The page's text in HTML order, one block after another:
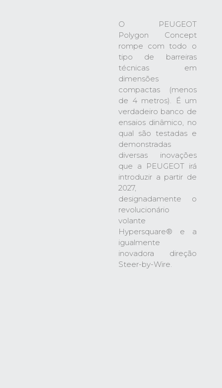
O PEUGEOT
Polygon Concept
rompe com todo o
tipo de barreiras
técnicas em
dimensões
compactas (menos
de 4 metros). É um
verdadeiro banco de
ensaios dinâmico, no
qual são testadas e
demonstradas
diversas inovações
que a PEUGEOT irá
introduzir a partir de
2027,
designadamente o
revolucionário
volante
Hypersquare® e a
igualmente
inovadora direção
Steer-by-Wire.